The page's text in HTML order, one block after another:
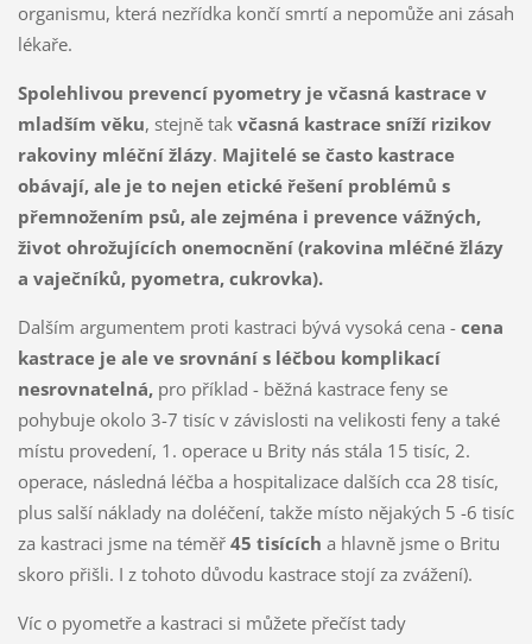
organismu, která nezřídka končí smrtí a nepomůže ani zásah
lékaře.
Spolehlivou prevencí pyometry je včasná kastrace v
mladším věku, stejně tak včasná kastrace sníží rizikov
rakoviny mléční žlázy. Majitelé se často kastrace
obávají, ale je to nejen etické řešení problémů s
přemnožením psů, ale zejména i prevence vážných,
život ohrožujících onemocnění (rakovina mléčné žlázy
a vaječníků, pyometra, cukrovka).
Dalším argumentem proti kastraci bývá vysoká cena - cena
kastrace je ale ve srovnání s léčbou komplikací
nesrovnatelná, pro příklad - běžná kastrace feny se
pohybuje okolo 3-7 tisíc v závislosti na velikosti feny a také
místu provedení, 1. operace u Brity nás stála 15 tisíc, 2.
operace, následná léčba a hospitalizace dalších cca 28 tisíc,
plus salší náklady na doléčení, takže místo nějakých 5 -6 tisíc
za kastraci jsme na téměř 45 tisících a hlavně jsme o Britu
skoro přišli. I z tohoto důvodu kastrace stojí za zvážení).
Víc o pyometře a kastraci si můžete přečíst tady